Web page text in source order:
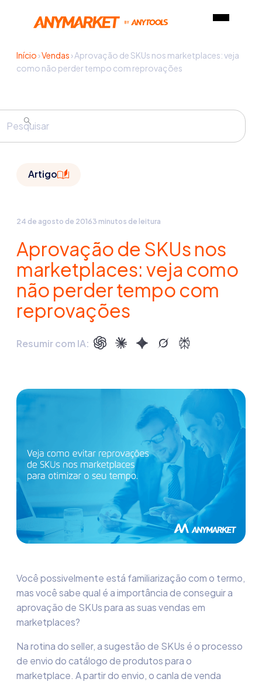
Início ›Vendas ›Aprovação de SKUs nos marketplaces: veja
como não perder tempo com reprovações
Artigo
24 de agosto de 20163 minutos de leitura
Aprovação de SKUs nos
marketplaces: veja como
não perder tempo com
reprovações
Resumir com IA:
Você possivelmente está familiarização com o termo,
mas você sabe qual é a importância de conseguir a
aprovação de SKUs para as suas vendas em
marketplaces?
Na rotina do seller, a sugestão de SKUs é o processo
de envio do catálogo de produtos para o
marketplace. A partir do envio, o canla de venda